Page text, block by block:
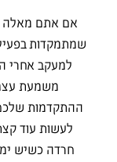
אם אתם מאלה
שמתמקדות
למעקב אחרי
משמעת
ההתקדמות שלכם
לעשות עוד
חרדה כשיש